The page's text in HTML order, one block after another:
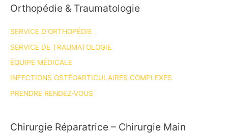
décembre
Orthopédie & Traumatologie
SERVICE D’ORTHOPÉDIE
SERVICE DE TRAUMATOLOGIE
ÉQUIPE MÉDICALE
INFECTIONS OSTÉOARTICULAIRES COMPLEXES
PRENDRE RENDEZ-VOUS
Chirurgie Réparatrice – Chirurgie Main